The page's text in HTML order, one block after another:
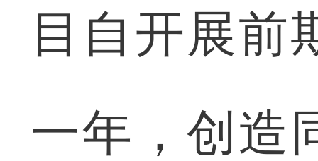
目自开展前
一年，创造